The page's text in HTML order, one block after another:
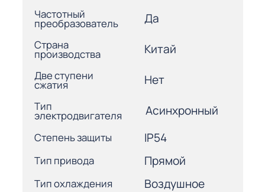
Частотный
преобразователь Да
Страна
производства Китай
Две ступени
сжатия Нет
Тип
электродвигателя Асинхронный
Степень защиты IP54
Тип привода Прямой
Тип охлаждения Воздушное